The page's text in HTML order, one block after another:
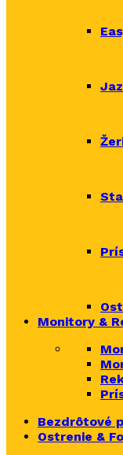
Monitory &
Bezdrôtové
Ostrenie &